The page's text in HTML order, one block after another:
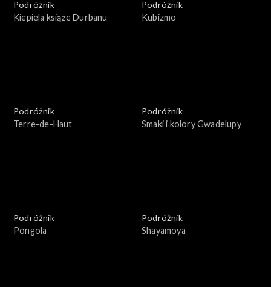
Podróżnik
Kiepiela książe Durbanu
Podróżnik
Kubizmo
Podróżnik
Terre-de-Haut
Podróżnik
Smaki i kolory Gwadelupy
Podróżnik
Pongola
Podróżnik
Shayamoya